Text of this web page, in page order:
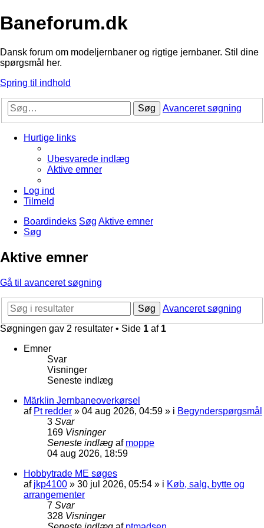
Baneforum.dk
Dansk forum om modeljernbaner og rigtige jernbaner. Stil dine
spørgsmål her.
Spring til indhold
Søg Avanceret søgning
Hurtige links
Ubesvarede indlæg
Aktive emner
Log ind
Tilmeld
Boardindeks Søg Aktive emner
Søg
Aktive emner
Gå til avanceret søgning
Søg
Avanceret søgning
Søgningen gav 2 resultater • Side 1 af 1
Emner
Svar
Visninger
Seneste indlæg
Märklin Jernbaneoverkørsel
af Pt redder » 04 aug 2026, 04:59 » i Begynderspørgsmål
3 Svar
169 Visninger
Seneste indlæg af moppe
04 aug 2026, 18:59
Hobbytrade ME søges
af jkp4100 » 30 jul 2026, 05:54 » i Køb, salg, bytte og
arrangementer
7 Svar
328 Visninger